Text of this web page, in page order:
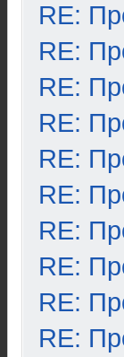
RE:
RE:
RE:
RE:
RE:
RE:
RE:
RE:
RE:
RE: